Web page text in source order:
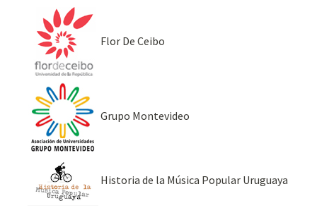
Flor De Ceibo
Grupo Montevideo
Historia de la Música Popular Uruguaya